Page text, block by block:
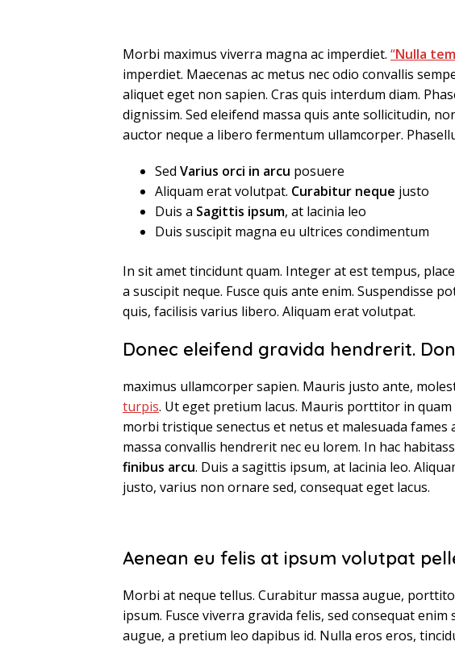
Morbi maximus viverra magna ac imperdiet. “Nulla
imperdiet. Maecenas ac metus nec odio convallis
aliquet eget non sapien. Cras quis interdum diam.
dignissim. Sed eleifend massa quis ante sollicitudin,
auctor neque a libero fermentum ullamcorper.
Sed Varius orci in arcu posuere
Aliquam erat volutpat. Curabitur neque justo
Duis a Sagittis ipsum, at lacinia leo
Duis suscipit magna eu ultrices condimentum
In sit amet tincidunt quam. Integer at est tempus,
a suscipit neque. Fusce quis ante enim. Suspendisse
quis, facilisis varius libero. Aliquam erat volutpat.
Donec eleifend gravida hendrerit.
maximus ullamcorper sapien. Mauris justo ante,
turpis. Ut eget pretium lacus. Mauris porttitor in
morbi tristique senectus et netus et malesuada fames
massa convallis hendrerit nec eu lorem. In hac
finibus arcu. Duis a sagittis ipsum, at lacinia leo.
justo, varius non ornare sed, consequat eget lacus.
Aenean eu felis at ipsum volutpat
Morbi at neque tellus. Curabitur massa augue,
ipsum. Fusce viverra gravida felis, sed consequat
augue, a pretium leo dapibus id. Nulla eros eros,